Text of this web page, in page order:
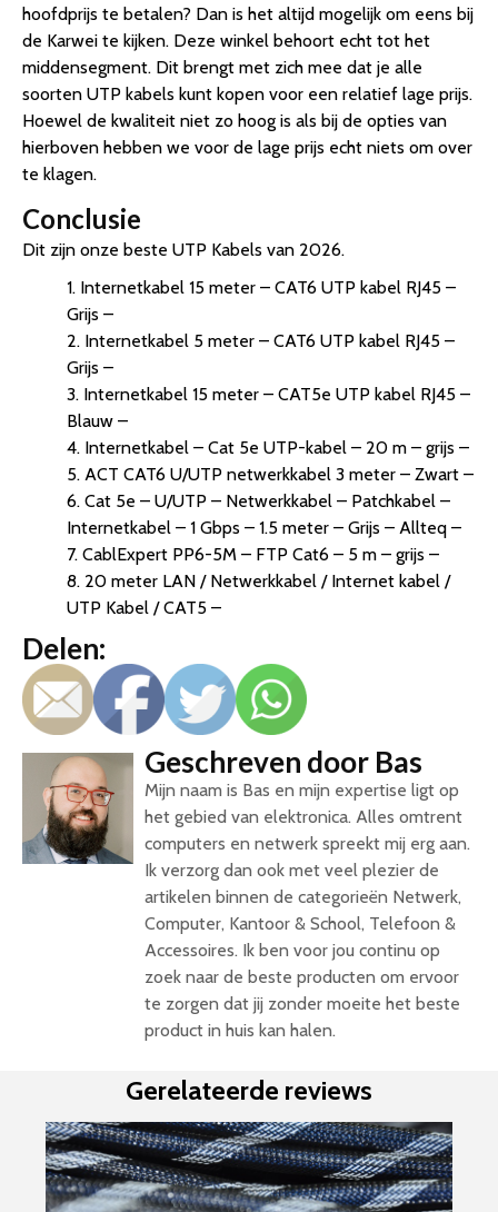
hoofdprijs te betalen? Dan is het altijd mogelijk om eens bij
de Karwei te kijken. Deze winkel behoort echt tot het
middensegment. Dit brengt met zich mee dat je alle
soorten UTP kabels kunt kopen voor een relatief lage prijs.
Hoewel de kwaliteit niet zo hoog is als bij de opties van
hierboven hebben we voor de lage prijs echt niets om over
te klagen.
Conclusie
Dit zijn onze beste UTP Kabels van 2026.
1. Internetkabel 15 meter – CAT6 UTP kabel RJ45 –
Grijs –
2. Internetkabel 5 meter – CAT6 UTP kabel RJ45 –
Grijs –
3. Internetkabel 15 meter – CAT5e UTP kabel RJ45 –
Blauw –
4. Internetkabel – Cat 5e UTP-kabel – 20 m – grijs –
5. ACT CAT6 U/UTP netwerkkabel 3 meter – Zwart –
6. Cat 5e – U/UTP – Netwerkkabel – Patchkabel –
Internetkabel – 1 Gbps – 1.5 meter – Grijs – Allteq –
7. CablExpert PP6-5M – FTP Cat6 – 5 m – grijs –
8. 20 meter LAN / Netwerkkabel / Internet kabel /
UTP Kabel / CAT5 –
Delen:
Geschreven door Bas
Mijn naam is Bas en mijn expertise ligt op
het gebied van elektronica. Alles omtrent
computers en netwerk spreekt mij erg aan.
Ik verzorg dan ook met veel plezier de
artikelen binnen de categorieën Netwerk,
Computer, Kantoor & School, Telefoon &
Accessoires. Ik ben voor jou continu op
zoek naar de beste producten om ervoor
te zorgen dat jij zonder moeite het beste
product in huis kan halen.
Gerelateerde reviews